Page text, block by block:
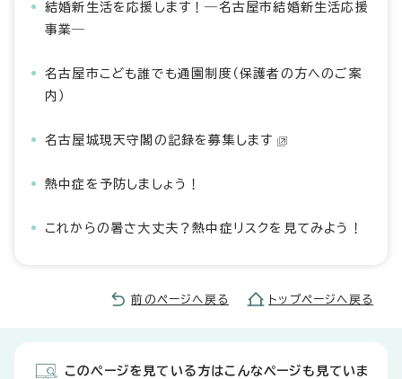
結婚新生活を応援します！―名古屋市結婚新生活応援
事業―
名古屋市こども誰でも通園制度（保護者の方へのご案
内）
名古屋城現天守閣の記録を募集します
熱中症を予防しましょう！
これからの暑さ大丈夫？熱中症リスクを見てみよう！
前のページへ戻る トップページへ戻る
このページを見ている方はこんなページも見ていま